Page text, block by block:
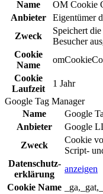
Name
OM Cookie
Anbieter
Eigentümer
Zweck
Speichert
Besucher
Cookie
Name
Cookie
Laufzeit
1 Jahr
Google Tag Manager
Name
Google
Anbieter
Google
Zweck
Cookie
Script-
Daten­schutz­
erklä­rung
anzeigen
Cookie Name